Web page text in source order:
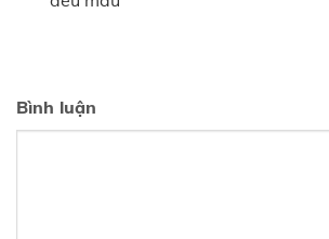
Bình luận